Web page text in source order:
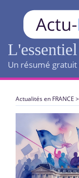
Un résumé
Actualités en FRANCE >